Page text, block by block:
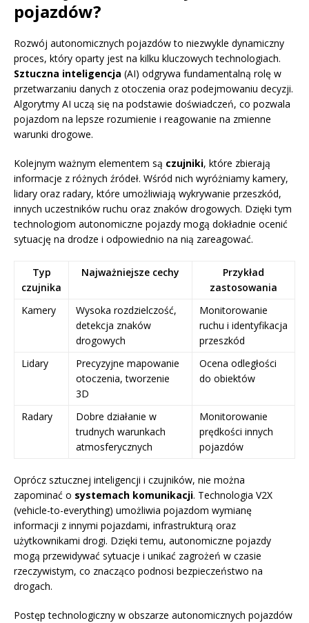
pojazdów?
Rozwój autonomicznych pojazdów to niezwykle dynamiczny
proces, który oparty jest na kilku kluczowych technologiach.
Sztuczna inteligencja (AI) odgrywa fundamentalną rolę w
przetwarzaniu danych z otoczenia oraz podejmowaniu decyzji.
Algorytmy AI uczą się na podstawie doświadczeń, co pozwala
pojazdom na lepsze rozumienie i reagowanie na zmienne
warunki drogowe.
Kolejnym ważnym elementem są czujniki, które zbierają
informacje z różnych źródeł. Wśród nich wyróżniamy kamery,
lidary oraz radary, które umożliwiają wykrywanie przeszkód,
innych uczestników ruchu oraz znaków drogowych. Dzięki tym
technologiom autonomiczne pojazdy mogą dokładnie ocenić
sytuację na drodze i odpowiednio na nią zareagować.
Typ
czujnika
Najważniejsze cechy
Przykład
zastosowania
Kamery
Wysoka rozdzielczość,
detekcja znaków
drogowych
Monitorowanie
ruchu i identyfikacja
przeszkód
Lidary
Precyzyjne mapowanie
otoczenia, tworzenie
3D
Ocena odległości
do obiektów
Radary
Dobre działanie w
trudnych warunkach
atmosferycznych
Monitorowanie
prędkości innych
pojazdów
Oprócz sztucznej inteligencji i czujników, nie można
zapominać o systemach komunikacji. Technologia V2X
(vehicle-to-everything) umożliwia pojazdom wymianę
informacji z innymi pojazdami, infrastrukturą oraz
użytkownikami drogi. Dzięki temu, autonomiczne pojazdy
mogą przewidywać sytuacje i unikać zagrożeń w czasie
rzeczywistym, co znacząco podnosi bezpieczeństwo na
drogach.
Postęp technologiczny w obszarze autonomicznych pojazdów